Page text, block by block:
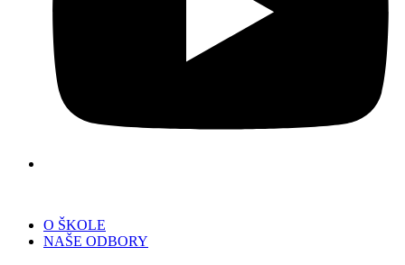
O ŠKOLE
NAŠE ODBORY